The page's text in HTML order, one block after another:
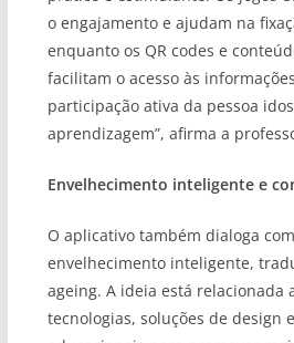
o engajamento e ajudam na
enquanto os QR codes e
facilitam o acesso às
participação ativa da pessoa
aprendizagem”, afirma a
Envelhecimento inteligente e
O aplicativo também dialoga
envelhecimento inteligente,
ageing. A ideia está relacionada
tecnologias, soluções de design